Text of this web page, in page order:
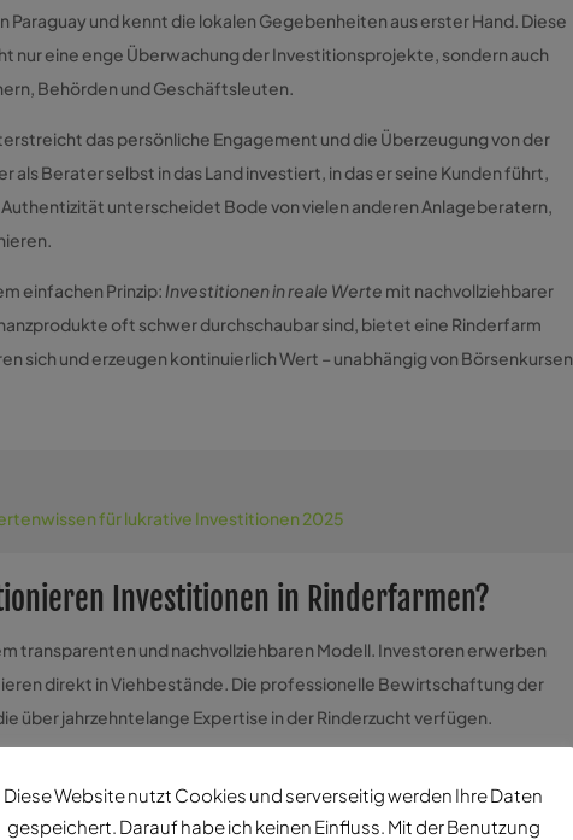
und kennt die lokalen Gegebenheiten aus erster Hand. Diese
nur eine enge Überwachung der Investitionsprojekte, sondern auch
Behörden und Geschäftsleuten.
das persönliche Engagement und die Überzeugung von der
Berater selbst in das Land investiert, in das er seine Kunden führt,
unterscheidet Bode von vielen anderen Anlageberatern,
einfachen Prinzip: Investitionen in reale Werte mit nachvollziehbarer
oft schwer durchschaubar sind, bietet eine Rinderfarm
sich und erzeugen kontinuierlich Wert – unabhängig von Börsenkursen
für lukrative Investitionen 2025
Investitionen in Rinderfarmen?
transparenten und nachvollziehbaren Modell. Investoren erwerben
direkt in Viehbestände. Die professionelle Bewirtschaftung der
über jahrzehntelange Expertise in der Rinderzucht verfügen.
erwerben, die für die Rinderzucht genutzt werden. Die
Vergleich äußerst attraktiv.
eine Beteiligung an der Wertsteigerung durch Wachstum und
Diese Website nutzt Cookies und serverseitig werden Ihre Daten
gespeichert. Darauf habe ich keinen Einfluss. Mit der Benutzung